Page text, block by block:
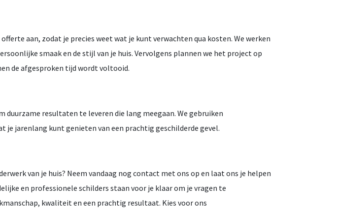
aan, zodat je precies weet wat je kunt verwachten qua kosten. We werken
smaak en de stijl van je huis. Vervolgens plannen we het project op
de afgesproken tijd wordt voltooid.
resultaten te leveren die lang meegaan. We gebruiken
je jarenlang kunt genieten van een prachtig geschilderde gevel.
van je huis? Neem vandaag nog contact met ons op en laat ons je helpen
en professionele schilders staan voor je klaar om je vragen te
kwaliteit en een prachtig resultaat. Kies voor ons